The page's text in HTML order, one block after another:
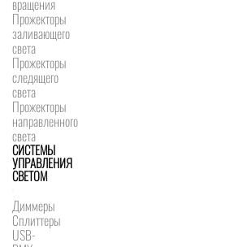
вращения
Прожекторы
заливающего
света
Прожекторы
следящего
света
Прожекторы
направленного
света
СИСТЕМЫ
УПРАВЛЕНИЯ
СВЕТОМ
Диммеры
Сплиттеры
USB-